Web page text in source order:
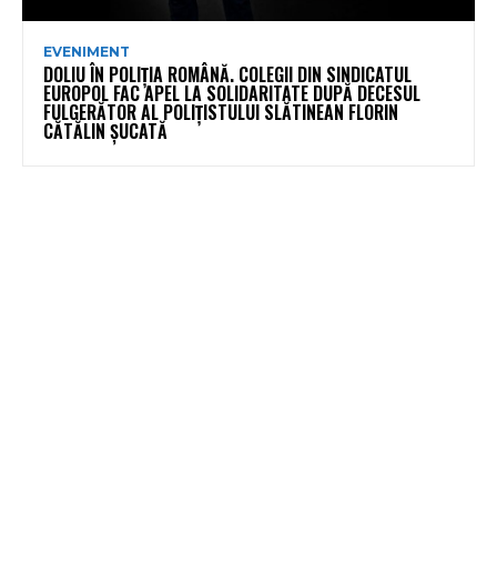
EVENIMENT
DOLIU ÎN POLIȚIA ROMÂNĂ. COLEGII DIN SINDICATUL
EUROPOL FAC APEL LA SOLIDARITATE DUPĂ DECESUL
FULGERĂTOR AL POLIȚISTULUI SLĂTINEAN FLORIN
CĂTĂLIN ȘUCATĂ